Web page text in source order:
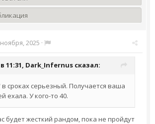
2025 ·
11:31, Dark_Infernus сказал:
в сроках серьезный. Получается ваша
ехала. У кого-то 40.
будет жесткий рандом, пока не пройдут